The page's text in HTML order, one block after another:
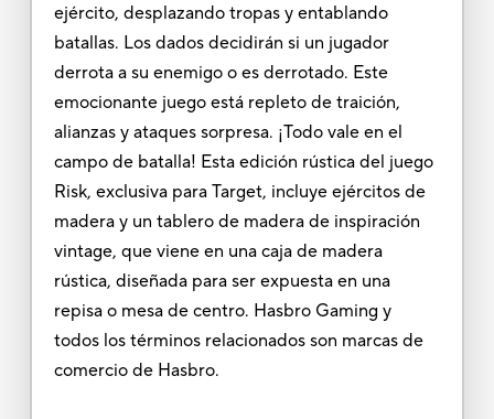
ejército, desplazando tropas y entablando
batallas. Los dados decidirán si un jugador
derrota a su enemigo o es derrotado. Este
emocionante juego está repleto de traición,
alianzas y ataques sorpresa. ¡Todo vale en el
campo de batalla! Esta edición rústica del juego
Risk, exclusiva para Target, incluye ejércitos de
madera y un tablero de madera de inspiración
vintage, que viene en una caja de madera
rústica, diseñada para ser expuesta en una
repisa o mesa de centro. Hasbro Gaming y
todos los términos relacionados son marcas de
comercio de Hasbro.